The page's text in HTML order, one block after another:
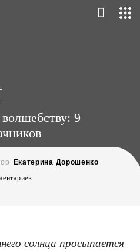
9
Екатерина Дорошенко
солнца просыпается